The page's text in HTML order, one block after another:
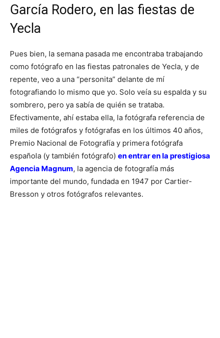
García Rodero, en las fiestas de
Yecla
Pues bien, la semana pasada me encontraba trabajando
como fotógrafo en las fiestas patronales de Yecla, y de
repente, veo a una “personita” delante de mí
fotografiando lo mismo que yo. Solo veía su espalda y su
sombrero, pero ya sabía de quién se trataba.
Efectivamente, ahí estaba ella, la fotógrafa referencia de
miles de fotógrafos y fotógrafas en los últimos 40 años,
Premio Nacional de Fotografía y primera fotógrafa
española (y también fotógrafo) en entrar en la prestigiosa
Agencia Magnum, la agencia de fotografía más
importante del mundo, fundada en 1947 por Cartier-
Bresson y otros fotógrafos relevantes.